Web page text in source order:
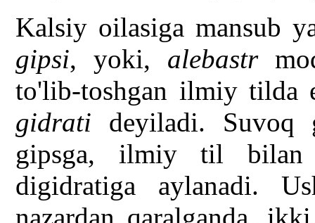
Kalsiy oilasiga mansub
gipsi, yoki, alebastr
to'lib-toshgan ilmiy tilda
gidrati deyiladi. Suvoq
gipsga, ilmiy til bilan
digidratiga aylanadi.
nazardan qaralganda,